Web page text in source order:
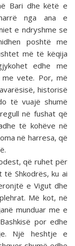
Bari dhe këtë e
nga ana e
e ndryshme se
poshtë me
më të këqija
edhe me
vete. Por, më
historisë
të vuajë shumë
në fushat që
të kohëve në
në harresa, që
që ruhet për
Shkodrës, ku ai
e Vigut dhe
Më kot, në
munduar me e
por edhe
Një heshtje e